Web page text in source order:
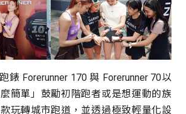
錶 Forerunner 170 與 Forerunner 70以
麼簡單」鼓勵初階跑者或是想運動的族
玩轉城市跑道，並透過極致輕量化設